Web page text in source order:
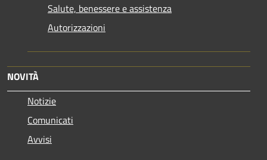
Salute, benessere e assistenza
Autorizzazioni
NOVITÀ
Notizie
Comunicati
Avvisi